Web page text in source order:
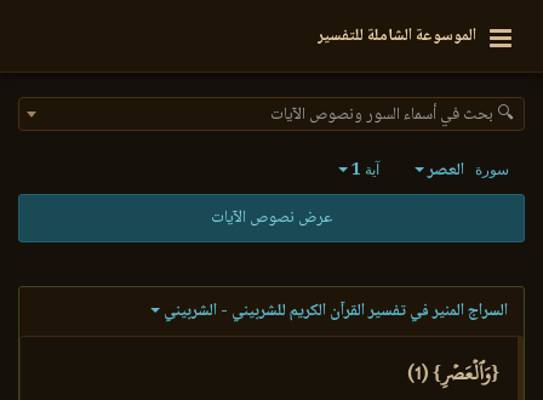
الموسوعة الشاملة للتفسير
🔍 بحث في أسماء السور ونصوص الآيات
سورة العصر آية 1
عرض نصوص الآيات
السراج المنير في تفسير القرآن الكريم للشربيني - الشربيني
{وَٱلۡعَصۡرِ} (1)